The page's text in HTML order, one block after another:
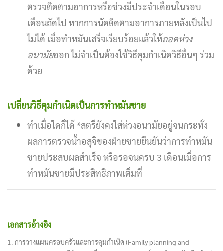
ตรวจติดตามอาการหรือช่วงมีประจำเดือนในรอบ
เดือนถัดไป หากการนัดติดตามอาการภายหลังเป็นไป
ไม่ได้ เมื่อทำหมันเสร็จเรียบร้อยแล้วให้ถอดห่วง
อนามัยออก ไม่จำเป็นต้องใช้วิธีคุมกำเนิดวิธีอื่นๆ ร่วม
ด้วย
เปลี่ยนวิธีคุมกำเนิดเป็นการทำหมันชาย
ทำเมื่อใดก็ได้ *สตรียังคงใส่ห่วงอนามัยอยู่จนกระทั่ง
ผลการตรวจน้ำอสุจิของฝ่ายชายยืนยันว่าการทำหมัน
ชายประสบผลสำเร็จ หรือรอจนครบ 3 เดือนเมื่อการ
ทำหมันชายมีประสิทธิภาพเต็มที่
เอกสารอ้างอิง
1. การวางแผนครอบครัวและการคุมกำเนิด (Family planning and